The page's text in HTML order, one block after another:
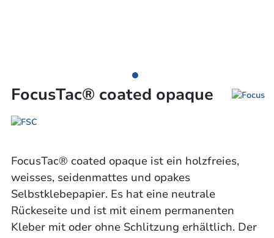
FocusTac® coated opaque
FocusTac® coated opaque ist ein holzfreies,
weisses, seidenmattes und opakes
Selbstklebepapier. Es hat eine neutrale
Rückeseite und ist mit einem permanenten
Kleber mit oder ohne Schlitzung erhältlich. Der